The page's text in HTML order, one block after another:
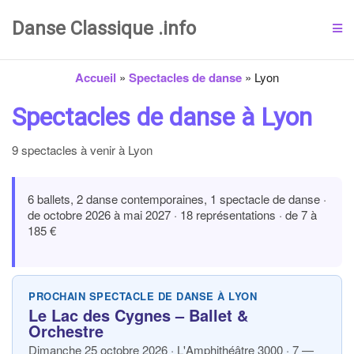
Danse Classique .info
Accueil » Spectacles de danse » Lyon
Spectacles de danse à Lyon
9 spectacles à venir à Lyon
6 ballets, 2 danse contemporaines, 1 spectacle de danse ·
de octobre 2026 à mai 2027 · 18 représentations · de 7 à
185 €
PROCHAIN SPECTACLE DE DANSE À LYON
Le Lac des Cygnes – Ballet &
Orchestre
Dimanche 25 octobre 2026 · L'Amphithéâtre 3000 · 7 —